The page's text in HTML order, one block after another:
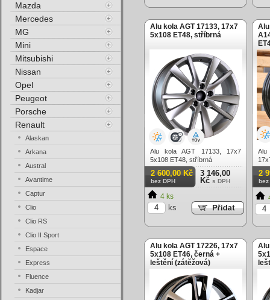
Alu kola AGT 17133, 17x7
5x108 ET48, stříbrná
Alu kola AGT 17133, 17x7
5x108 ET48, stříbrná
2 600,00 Kč
bez DPH
3 146,00
Kč s DPH
4 ks
ks
Alu
2
bez
Alu kola AGT 17226, 17x7
5x108 ET46, černá +
leštění (zátěžová)
Mazda
Mercedes
MG
Mini
Mitsubishi
Nissan
Opel
Peugeot
Porsche
Renault
Alaskan
Arkana
Austral
Avantime
Captur
Clio
Clio RS
Clio II Sport
Espace
Express
Fluence
Kadjar